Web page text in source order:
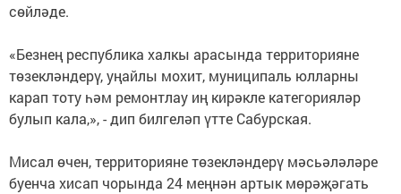
сөйләде.
«Безнең республика халкы арасында территорияне
төзекләндерү, уңайлы мохит, муниципаль юлларны
карап тоту һәм ремонтлау иң кирәкле категорияләр
булып кала,», - дип билгеләп үтте Сабурская.
Мисал өчен, территорияне төзекләндерү мәсьәләләре
буенча хисап чорында 24 меңнән артык мөрәҗәгать